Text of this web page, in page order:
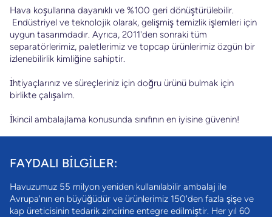
Hava koşullarına dayanıklı ve %100 geri dönüştürülebilir.
Endüstriyel ve teknolojik olarak, gelişmiş temizlik işlemleri için
uygun tasarımdadır. Ayrıca, 2011'den sonraki tüm
separatörlerimiz, paletlerimiz ve topcap ürünlerimiz özgün bir
izlenebilirlik kimliğine sahiptir.
İhtiyaçlarınız ve süreçleriniz için doğru ürünü bulmak için
birlikte çalışalım.
İkincil ambalajlama konusunda sınıfının en iyisine güvenin!
FAYDALI BILGILER:
Havuzumuz 55 milyon yeniden kullanılabilir ambalaj ile
Avrupa'nın en büyüğüdür ve ürünlerimiz 150'den fazla şişe ve
kap üreticisinin tedarik zincirine entegre edilmiştir. Her yıl 60